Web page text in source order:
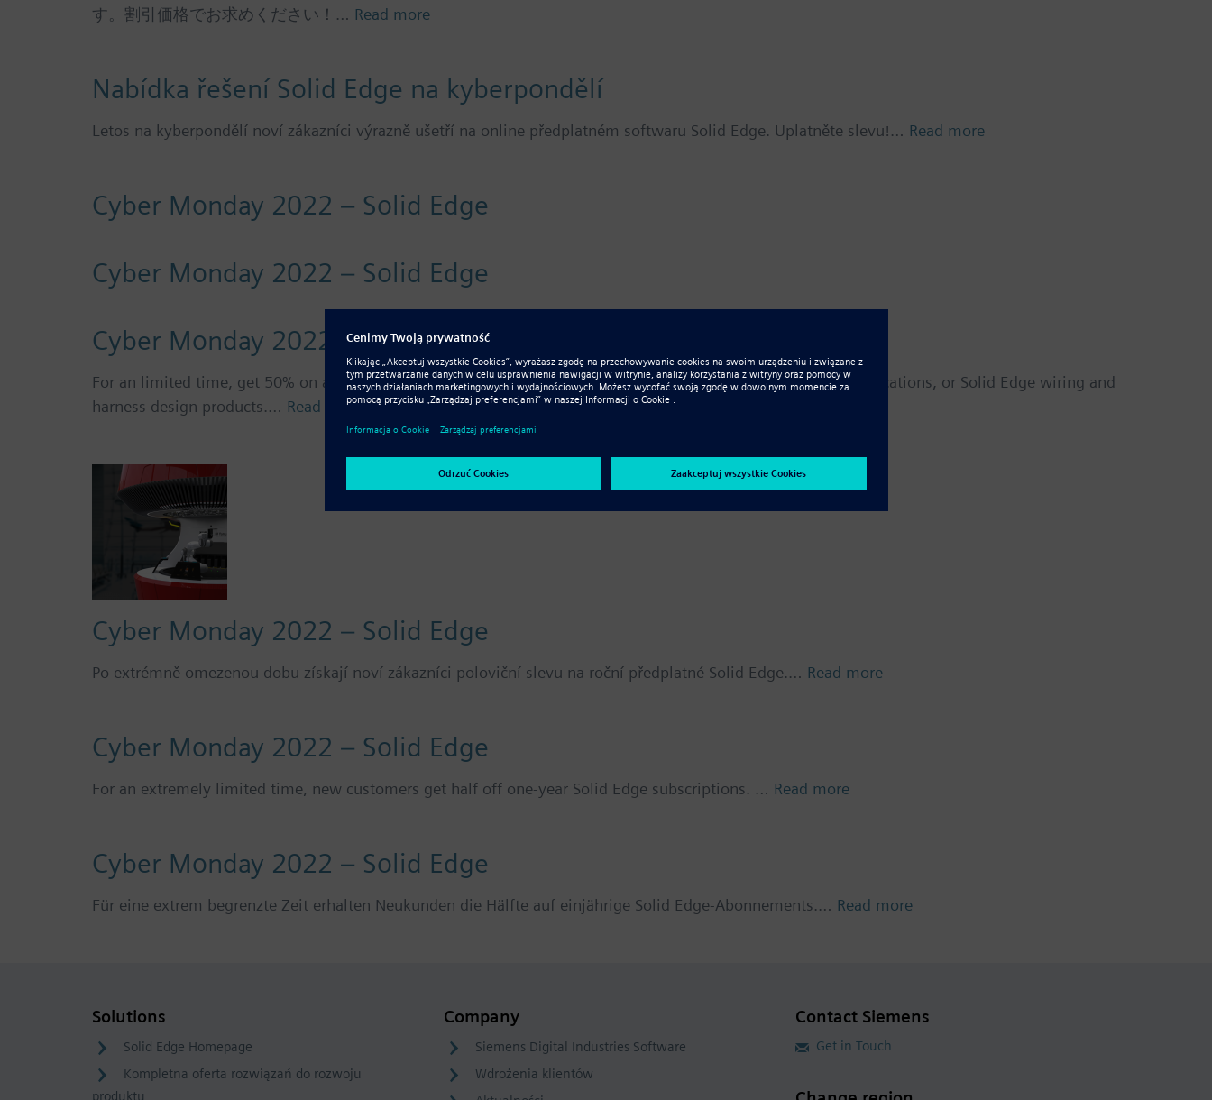
す。割引価格でお求めください！… Read more
Nabídka řešení Solid Edge na kyberpondělí
Letos na kyberpondělí noví zákazníci výrazně ušetří na online předplatném softwaru Solid Edge. Uplatněte slevu!… Read more
Cyber Monday 2022 – Solid Edge
Cyber Monday 2022 – Solid Edge
Cyber Monday 2022 – Solid Edge
For an limited time, get 50% on a new subscription to Solid Edge mechanical design, Solid Edge technical publications, or Solid Edge wiring and
harness design products.… Read more
Cyber Monday 2022 – Solid Edge
Po extrémně omezenou dobu získají noví zákazníci poloviční slevu na roční předplatné Solid Edge.… Read more
Cyber Monday 2022 – Solid Edge
For an extremely limited time, new customers get half off one-year Solid Edge subscriptions. … Read more
Cyber Monday 2022 – Solid Edge
Für eine extrem begrenzte Zeit erhalten Neukunden die Hälfte auf einjährige Solid Edge-Abonnements.… Read more
Solutions
Solid Edge Homepage
Kompletna oferta rozwiązań do rozwoju
produktu
Company
Siemens Digital Industries Software
Wdrożenia klientów
Contact Siemens
Get in Touch